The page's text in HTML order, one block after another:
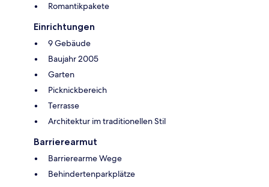
Romantikpakete
Einrichtungen
9 Gebäude
Baujahr 2005
Garten
Picknickbereich
Terrasse
Architektur im traditionellen Stil
Barrierearmut
Barrierearme Wege
Behindertenparkplätze